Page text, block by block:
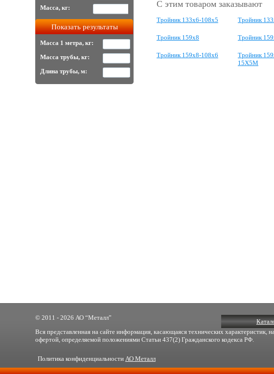
С этим товаром заказывают
Тройник 133х6-108х5 Тройник
Тройник 159х8 Тройник
Тройник 159х8-108х6
Тройник
15Х5М
Масса, кг:
Масса 1 метра, кг:
Масса трубы, кг:
Длина трубы, м:
© 2011 - 2026 АО “Металл”
Вся представленная на сайте информация, касающаяся технических
офертой, определяемой положениями Статьи 437(2) Гражданского кодекса РФ.
Политика конфиденциальности АО Металл